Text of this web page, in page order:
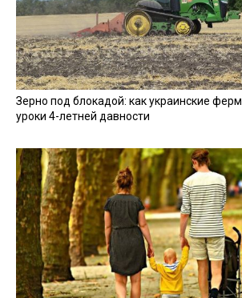
Зерно под блокадой: как украинские
уроки 4-летней давности